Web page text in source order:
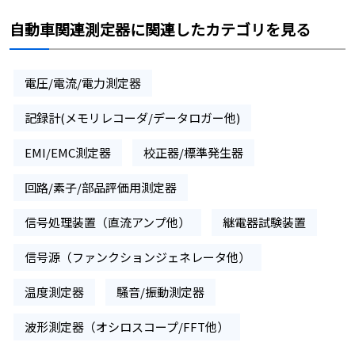
自動車関連測定器に関連したカテゴリを見る
電圧/電流/電力測定器
記録計(メモリレコーダ/データロガー他)
EMI/EMC測定器 校正器/標準発生器
回路/素子/部品評価用測定器
信号処理装置（直流アンプ他） 継電器試験装置
信号源（ファンクションジェネレータ他）
温度測定器 騒音/振動測定器
波形測定器（オシロスコープ/FFT他）